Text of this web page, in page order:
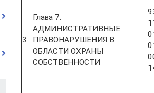
3
Глава 7.
АДМИНИСТРАТИВНЫЕ
ПРАВОНАРУШЕНИЯ В
ОБЛАСТИ ОХРАНЫ
СОБСТВЕННОСТИ